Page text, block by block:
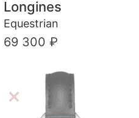
Longines
Equestrian
69 300 ₽